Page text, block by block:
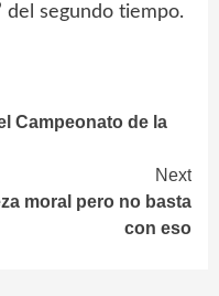
del segundo tiempo.
Campeonato de la
Next
moral pero no basta
con eso